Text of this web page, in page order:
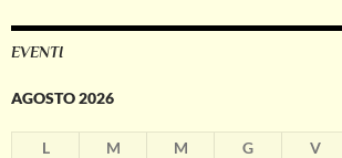
EVENTI
AGOSTO 2026
L M M G V